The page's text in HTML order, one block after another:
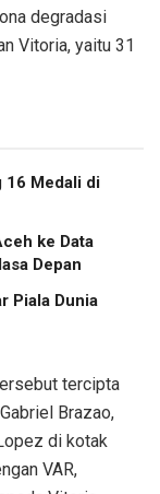
degradasi
Vitoria, yaitu 31
16 Medali di
ke Data
Depan
Piala Dunia
tercipta
Brazao,
di kotak
VAR,